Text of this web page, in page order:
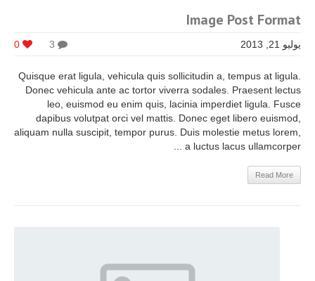
Image Post Format
يوليو 21, 2013
Quisque erat ligula, vehicula quis sollicitudin a, tempus at ligula.
Donec vehicula ante ac tortor viverra sodales. Praesent lectus
leo, euismod eu enim quis, lacinia imperdiet ligula. Fusce
dapibus volutpat orci vel mattis. Donec eget libero euismod,
aliquam nulla suscipit, tempor purus. Duis molestie metus lorem,
a luctus lacus ullamcorper ...
Read More